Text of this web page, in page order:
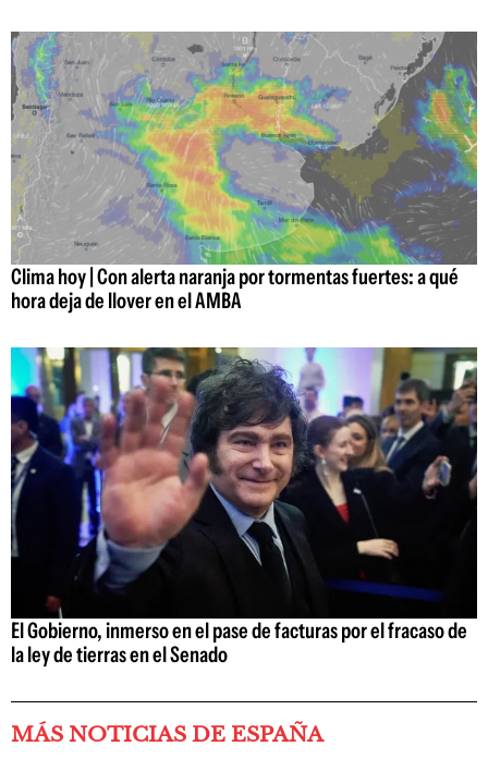
Clima hoy | Con alerta naranja por tormentas fuertes: a qué
hora deja de llover en el AMBA
El Gobierno, inmerso en el pase de facturas por el fracaso de
la ley de tierras en el Senado
MÁS NOTICIAS DE ESPAÑA